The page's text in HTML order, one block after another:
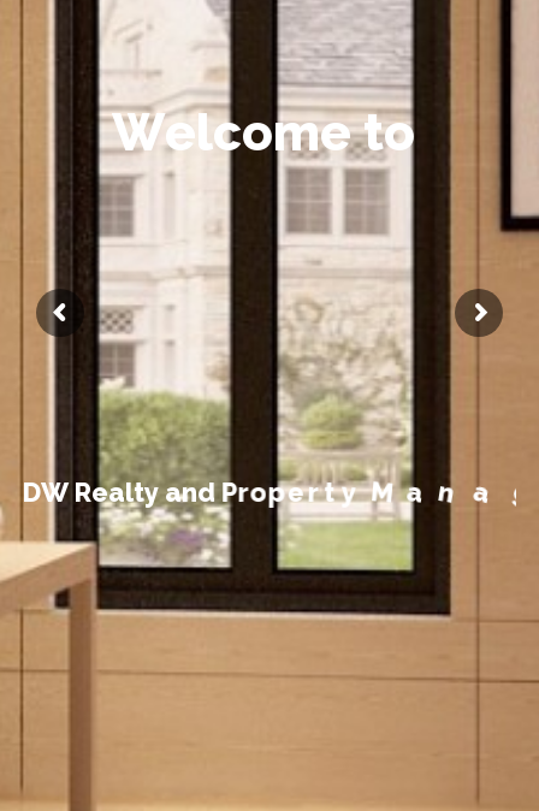
Welcome to
DW Realtyand PropertyManag eme t